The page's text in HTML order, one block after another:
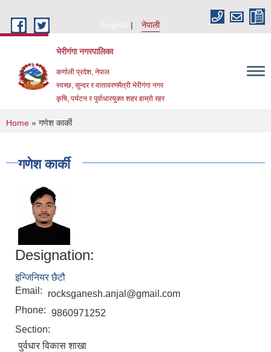
English
नेपाली
भेरीगंगा नगरपालिका
कर्णाली प्रदेश, नेपाल
स्वच्छ, सुन्दर र वातावरणमैत्री भेरीगंगा नगर
कृषि, पर्यटन र पुर्वाधारयुक्त शहर हाम्रो रहर
You are here
Home » गणेश कार्की
गणेश कार्की
Designation:
इन्जिनियर छैटौ
Email:
rocksganesh.anjal@gmail.com
Phone: 9860971252
Section:
पुर्वधार विकास शाखा